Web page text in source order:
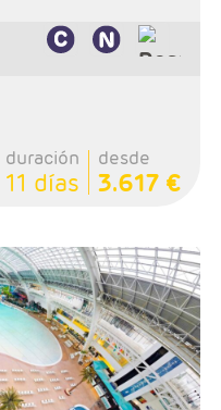
duración
11 días
desde
3.617 €
Whistler, 1 noche
Calgary.